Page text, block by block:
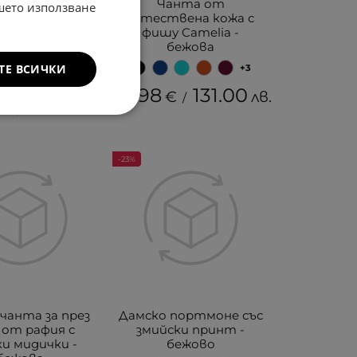
чанта
€
Чанта от
естествена кожа с
фишу Camelia -
бежова
+3
66.98 € / 131.00 лв.
за през
рафия с
мидички -
Дамско портмоне със
змийски принт -
бежово
-23%
използване
ВСИЧКИ